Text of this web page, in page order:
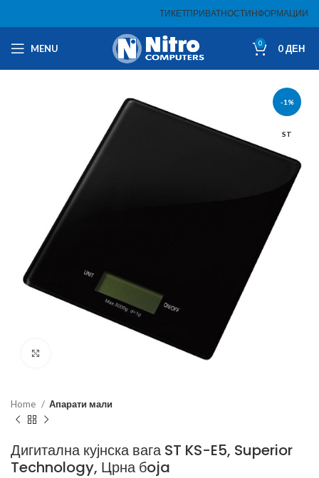
ТИКЕТПРИВАТНОСТИНФОРМАЦИИ
MENU 0 0ДЕН
-1%
ST
Home Апарати мали
Дигитална кујнска вага ST KS-E5, Superior
Technology, Црна бoja